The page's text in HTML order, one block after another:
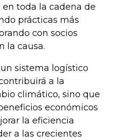
toda la cadena de
prácticas más
con socios
la causa.
sistema logístico
a la
climático, sino que
económicos
la eficiencia
a las crecientes